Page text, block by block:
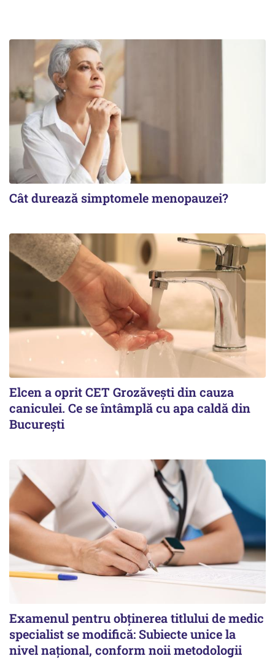
Cât durează simptomele menopauzei?
Elcen a oprit CET Grozăvești din cauza
caniculei. Ce se întâmplă cu apa caldă din
București
Examenul pentru obținerea titlului de medic
specialist se modifică: Subiecte unice la
nivel național, conform noii metodologii